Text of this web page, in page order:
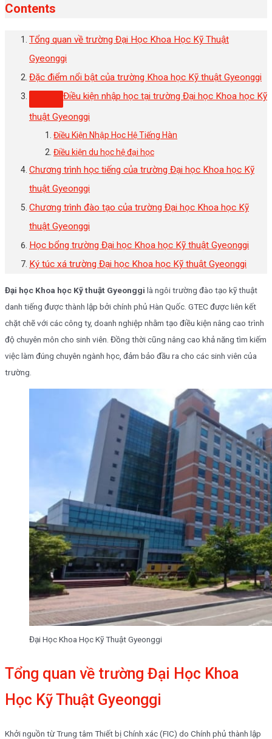
Contents
Tổng quan về trường Đại Học Khoa Học Kỹ Thuật
Gyeonggi
Đặc điểm nổi bật của trường Khoa học Kỹ thuật Gyeonggi
Điều kiện nhập học tại trường Đại học Khoa học Kỹ
thuật Gyeonggi
Điều Kiện Nhập Học Hệ Tiếng Hàn
Điều kiện du học hệ đại học
Chương trình học tiếng của trường Đại học Khoa học Kỹ
thuật Gyeonggi
Chương trình đào tạo của trường Đại học Khoa học Kỹ
thuật Gyeonggi
Học bổng trường Đại học Khoa học Kỹ thuật Gyeonggi
Ký túc xá trường Đại học Khoa học Kỹ thuật Gyeonggi
Đại học Khoa học Kỹ thuật Gyeonggi là ngôi trường đào tạo kỹ thuật
danh tiếng được thành lập bởi chính phủ Hàn Quốc. GTEC được liên kết
chặt chẽ với các công ty, doanh nghiệp nhằm tạo điều kiện nâng cao trình
độ chuyên môn cho sinh viên. Đồng thời cũng nâng cao khả năng tìm kiếm
việc làm đúng chuyên ngành học, đảm bảo đầu ra cho các sinh viên của
trường.
Đại Học Khoa Học Kỹ Thuật Gyeonggi
Tổng quan về trường Đại Học Khoa
Học Kỹ Thuật Gyeonggi
Khởi nguồn từ Trung tâm Thiết bị Chính xác (FIC) do Chính phủ thành lập